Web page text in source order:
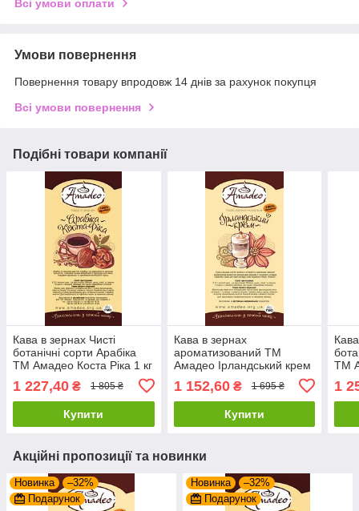
Всі умови оплати
Умови повернення
Повернення товару впродовж 14 днів за рахунок покупця
Всі умови повернення
Подібні товари компанії
Кава в зернах Чисті
ботанічні сорти Арабіка
ТМ Амадео Коста Ріка 1 кг
1 227,40 ₴ 1 805 ₴
Купити
Кава в зернах
ароматизований ТМ
Амадео Ірландський крем
1 152,60₴ 1 695 ₴
Купити
ТМ
1
Акційні пропозиції та новинки
Новинка
–32%
Подарунок
Новинка
–32%
Подарунок